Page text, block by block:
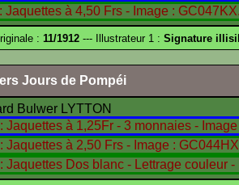
: 11/1912 --- Illustrateur 1 : Signature
Jours de Pompéi
Bulwer LYTTON